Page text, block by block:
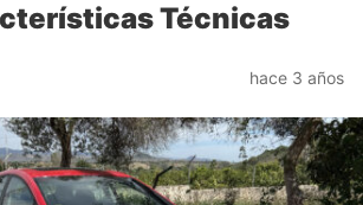
Técnicas
hace 3 años